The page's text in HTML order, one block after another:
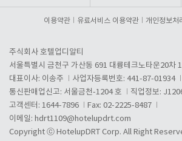
이용약관 유료서비스 이용약관 개인정보처
주식회사 호텔업디알티
서울특별시 금천구 가산동 691 대륭테크노타운20차
대표이사: 이송주
사업자등록번호: 441-87-01934
통신판매업신고: 서울금천-1204 호
직업정보:
고객센터: 1644-7896
Fax: 02-2225-8487
이메일: hdrt1109@hotelupdrt.com
Copyright ⓒ HotelupDRT Corp. All Right